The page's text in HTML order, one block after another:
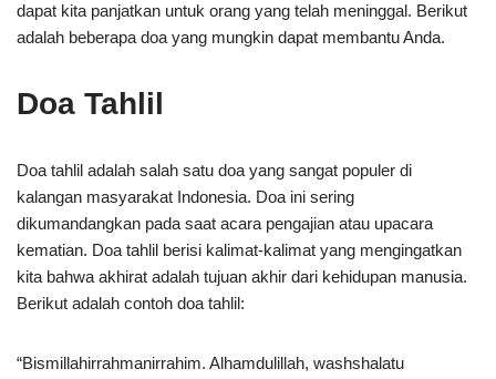
dapat kita panjatkan untuk orang yang telah meninggal. Berikut
adalah beberapa doa yang mungkin dapat membantu Anda.
Doa Tahlil
Doa tahlil adalah salah satu doa yang sangat populer di
kalangan masyarakat Indonesia. Doa ini sering
dikumandangkan pada saat acara pengajian atau upacara
kematian. Doa tahlil berisi kalimat-kalimat yang mengingatkan
kita bahwa akhirat adalah tujuan akhir dari kehidupan manusia.
Berikut adalah contoh doa tahlil:
“Bismillahirrahmanirrahim. Alhamdulillah, washshalatu